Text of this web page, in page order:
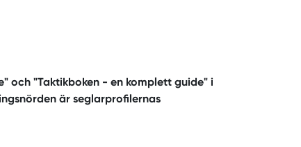
och "Taktikboken - en komplett guide" i
är seglarprofilernas